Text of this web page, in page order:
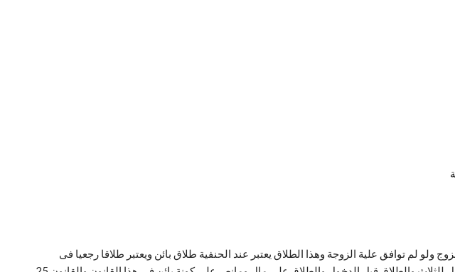
ولو لم توافق علية الزوجة وهذا الطلاق يعتبر عند الحنفية طلاق بائن ويعتبر طلاقا رجعيا فى